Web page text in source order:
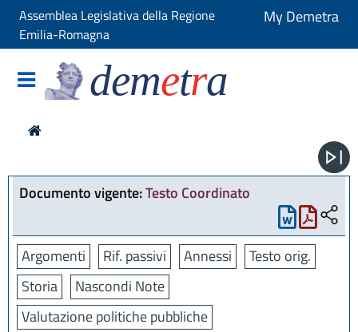
Assemblea Legislativa della Regione
Emilia-Romagna
My Demetra
demetra
Documento vigente:Testo Coordinato
Argomenti Rif. passivi Annessi
Testo orig.
Storia
Nascondi Note
Valutazione politiche pubbliche